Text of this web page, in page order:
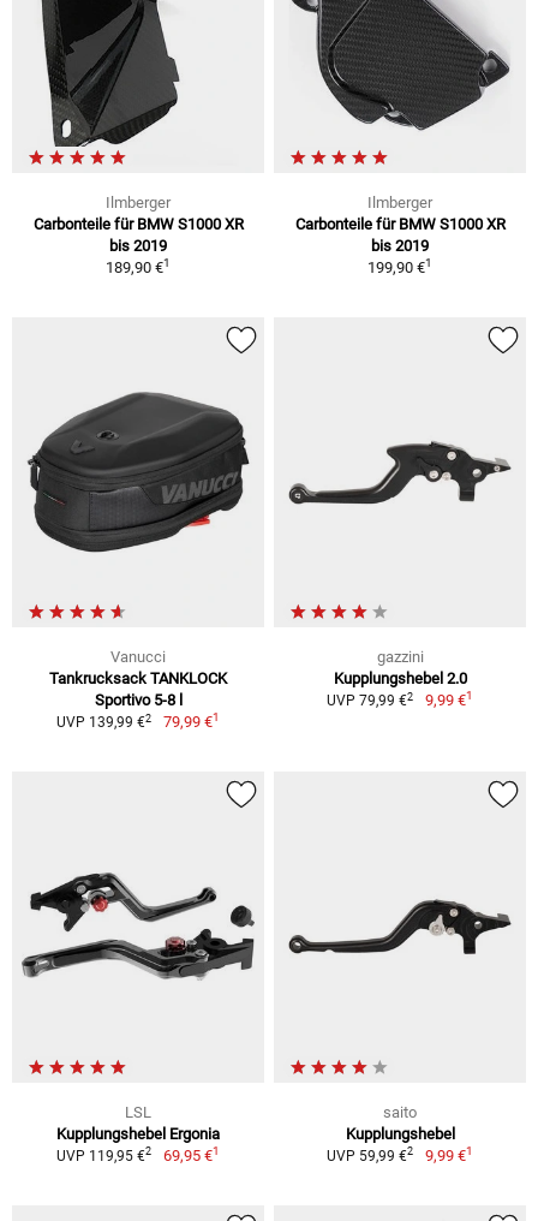
Ilmberger
Carbonteile für BMW S1000 XR
bis 2019
189,90 €1
Ilmberger
Carbonteile für BMW S1000 XR
bis 2019
199,90 €1
Vanucci
Tankrucksack TANKLOCK
Sportivo 5-8 l
UVP 139,99 €2 79,99 €1
gazzini
Kupplungshebel 2.0
UVP 79,99 €2 9,99 €1
LSL
Kupplungshebel Ergonia
UVP 119,95 €2 69,95 €1
saito
Kupplungshebel
UVP 59,99 €2 9,99 €1